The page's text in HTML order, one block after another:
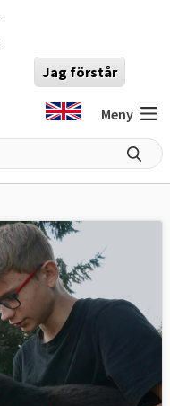
Jag förstår
Meny